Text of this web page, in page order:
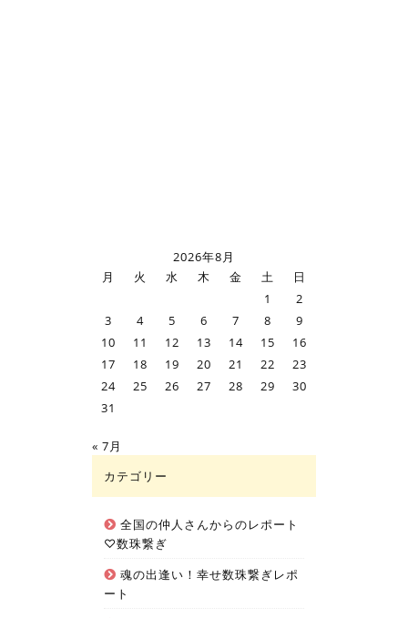
2026年8月
月
火 水 木 金 土
日
1
2
3
4 5 6 7 8
9
10
11 12 13 14 15
16
17
18 19 20 21 22
23
24
25 26 27 28 29
30
31
« 7月
カテゴリー
全国の仲人さんからのレポート
♡数珠繋ぎ
魂の出逢い！幸せ数珠繋ぎレポ
ート